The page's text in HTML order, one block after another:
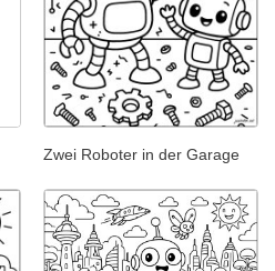
Zwei Roboter in der Garage